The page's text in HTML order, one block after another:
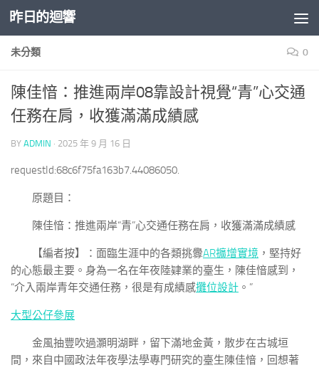
Skip to content
昨日的迴響
未分類 0
陳佳愔：推進兩岸08靠設計視覺“青”心交通
任務在肩，收獲滿滿成績感
BY ADMIN · 2025 年 9 月 16 日
requestId:68c6f75fa163b7.44086050.
原題目：
陳佳愔：推進兩岸“青”心交通任務在肩，收獲滿滿成績感
【編者按】：面臨生涯中的各類挑釁AR擴增實境 ，堅持好
的心態最主要。身為一名在年夜陸肄業的臺生，陳佳愔感到，
“介入兩岸青年交通任務，很是有成績感攤位設計 。”
大型公仔參展
金風抽豐吹過灝明湖畔，留下滿地金黃，散步在古城垣
間，來自中國政法年夜學法學專門研究的臺生陳佳愔，回想著